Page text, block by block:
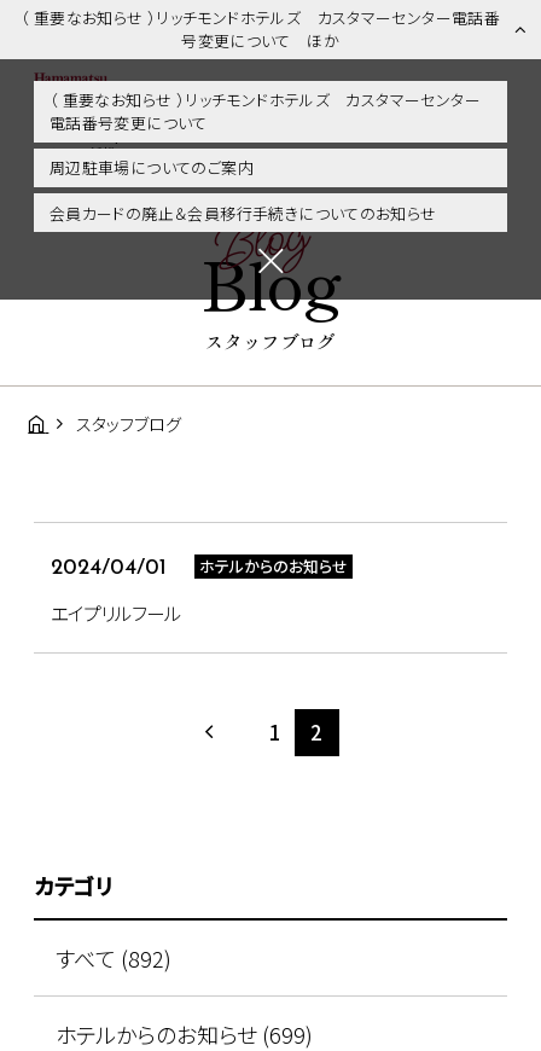
（ 重要なお知らせ ）リッチモンドホテルズ カスタマーセンター電話番
号変更について ほか
（ 重要なお知らせ ）リッチモンドホテルズ カスタマーセンター
電話番号変更について
周辺駐車場についてのご案内
会員カードの廃止＆会員移行手続きについてのお知らせ
スタッフブログ | 浜松市内・掛川・静岡エリアに好アクセス！リッチモ
ンドホテル浜松
Blog
Blog
スタッフブログ
スタッフブログ
2024/04/01 ホテルからのお知らせ
エイプリルフール
1 2
カテゴリ
すべて (892)
ホテルからのお知らせ (699)